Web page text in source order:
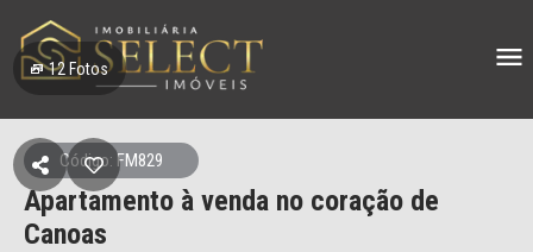
12 Fotos
Código: FM829
Apartamento à venda no coração de
Canoas